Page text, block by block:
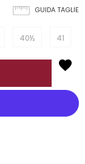
GUIDA TAGLIE
40½ 41